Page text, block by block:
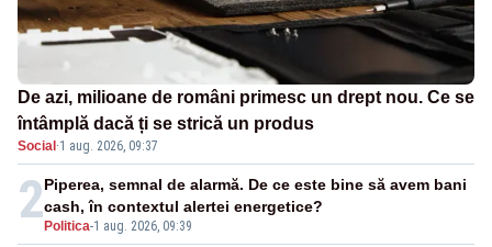
De azi, milioane de români primesc un drept nou. Ce se
întâmplă dacă ți se strică un produs
Social ·1 aug. 2026, 09:37
2 Politica-1 aug. 2026, 09:39
Piperea, semnal de alarmă. De ce este bine să avem bani
cash, în contextul alertei energetice?